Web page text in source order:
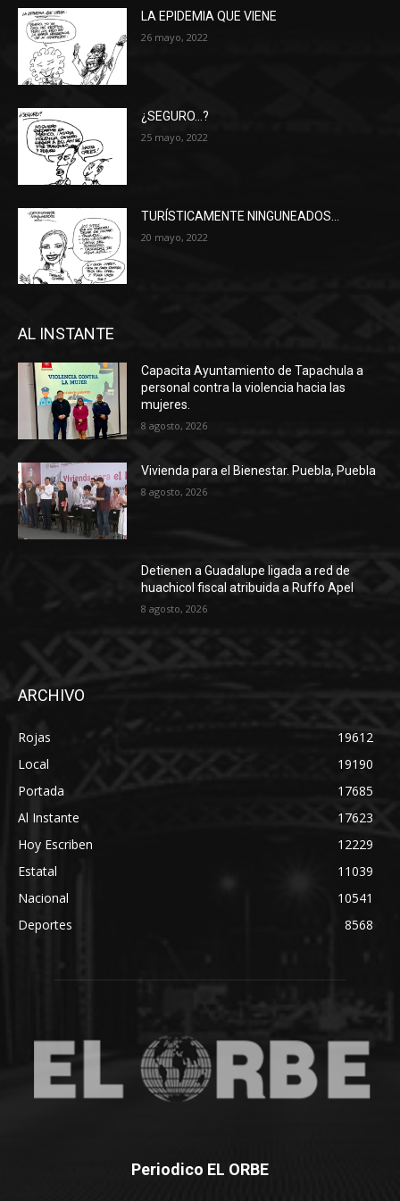
LA EPIDEMIA QUE VIENE
26 mayo, 2022
¿SEGURO…?
25 mayo, 2022
TURÍSTICAMENTE NINGUNEADOS…
20 mayo, 2022
AL INSTANTE
Capacita Ayuntamiento de Tapachula a
personal contra la violencia hacia las
mujeres.
8 agosto, 2026
Vivienda para el Bienestar. Puebla, Puebla
8 agosto, 2026
Detienen a Guadalupe ligada a red de
huachicol fiscal atribuida a Ruffo Apel
8 agosto, 2026
ARCHIVO
Rojas
19612
Local
19190
Portada
17685
Al Instante
17623
Hoy Escriben
12229
Estatal
11039
Nacional
10541
Deportes
8568
Periodico EL ORBE